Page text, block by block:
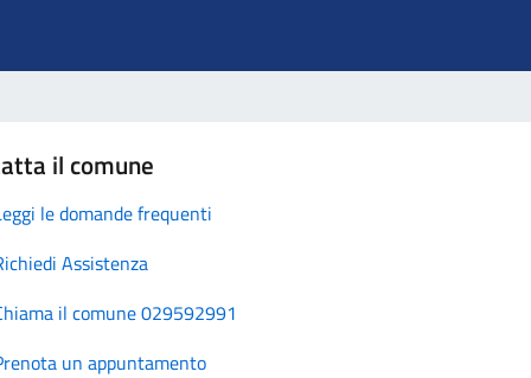
il comune
le domande frequenti
Assistenza
il comune 029592991
un appuntamento